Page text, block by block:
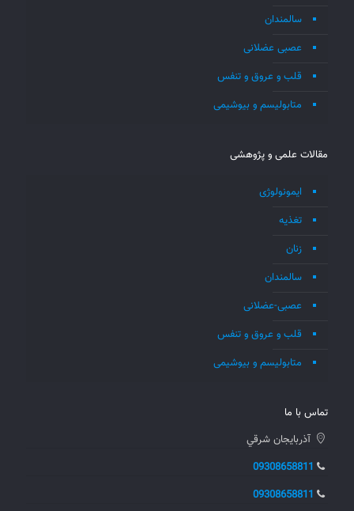
سالمندان
عصبی عضلانی
قلب و عروق و تنفس
متابولیسم و بیوشیمی
مقالات علمی و پژوهشی
ایمونولوژی
تغذیه
زنان
سالمندان
عصبی-عضلانی
قلب و عروق و تنفس
متابولیسم و بیوشیمی
تماس با ما
آذربايجان شرقي
09308658811
09308658811